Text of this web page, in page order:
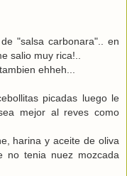
"salsa carbonara".. en
salio muy rica!..
ehheh...
picadas luego le
mejor al reves como
harina y aceite de oliva
no tenia nuez mozcada